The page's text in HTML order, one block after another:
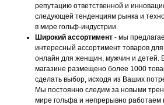
репутацию ответственной и
следующей тенденциям рынка и
в мире гольф-индустрии.
Широкий ассортимент - мы
интересный ассортимент товаров
онлайн для женщин, мужчин и детей.
магазине размещено более 1000
сделать выбор, исходя из Ваших
Мы постоянно следим за новыми
мире гольфа и непрерывно